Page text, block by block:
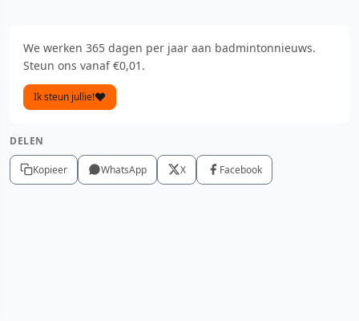
We werken 365 dagen per jaar aan badmintonnieuws.
Steun ons vanaf €0,01.
Ik steun jullie!
DELEN
Kopieer WhatsApp X Facebook